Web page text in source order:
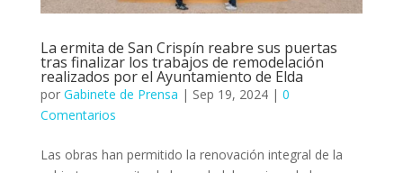
La ermita de San Crispín reabre sus puertas
tras finalizar los trabajos de remodelación
realizados por el Ayuntamiento de Elda
por Gabinete de Prensa | Sep 19, 2024| 0
Comentarios
Las obras han permitido la renovación integral de la